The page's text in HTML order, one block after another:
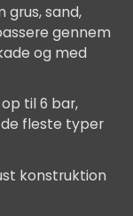
sand,
gennem
og med
til 6 bar,
fleste typer
konstruktion